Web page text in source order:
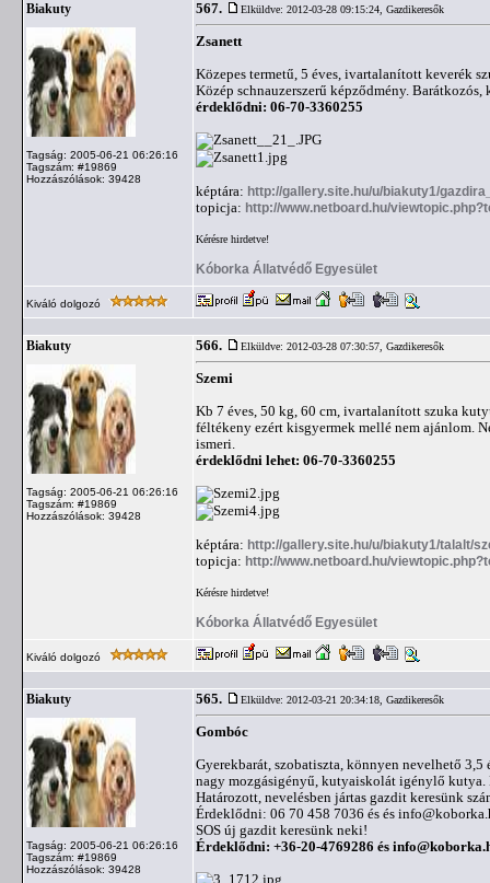
Biakuty
Tagság: 2005-06-21 06:26:16
Tagszám: #19869
Hozzászólások: 39428
567. Elküldve: 2012-03-28 09:15:24, Gazdikeresők
Zsanett
Közepes termetű, 5 éves, ivartalanított keverék
Közép schnauzerszerű képződmény.
érdeklődni: 06-70-3360255
képtára: http://gallery.site.hu/u/biakuty1/
topicja: http://www.netboard.hu/
Kérésre hirdetve!
Kóborka Állatvédő Egyesület
Kiváló dolgozó
Biakuty
Tagság: 2005-06-21 06:26:16
Tagszám: #19869
Hozzászólások: 39428
566. Elküldve: 2012-03-28 07:30:57, Gazdikeresők
Szemi
Kb 7 éves, 50 kg, 60 cm, ivartalanított szuka
féltékeny ezért kisgyermek mellé nem ajánlom.
ismeri.
érdeklődni lehet: 06-70-3360255
képtára: http://gallery.site.hu/u/biakuty1/talalt/
topicja: http://www.netboard.hu/
Kérésre hirdetve!
Kóborka Állatvédő Egyesület
Kiváló dolgozó
Biakuty
Tagság: 2005-06-21 06:26:16
Tagszám: #19869
Hozzászólások: 39428
565. Elküldve: 2012-03-21 20:34:18, Gazdikeresők
Gombóc
Gyerekbarát, szobatiszta, könnyen nevelhető
nagy mozgásigényű, kutyaiskolát igénylő kutya.
Határozott, nevelésben jártas gazdit keresünk
Érdeklődni: 06 70 458 7036 és és
SOS új gazdit keresünk neki!
Érdeklődni: +36-20-4769286 és